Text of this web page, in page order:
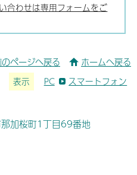
合わせは専用フォームをご
ページへ戻る ホームへ戻る
表示 PC スマートフォン
加桜町1丁目69番地